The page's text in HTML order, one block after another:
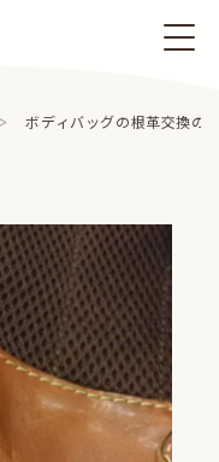
ボディバッグの根革交換の